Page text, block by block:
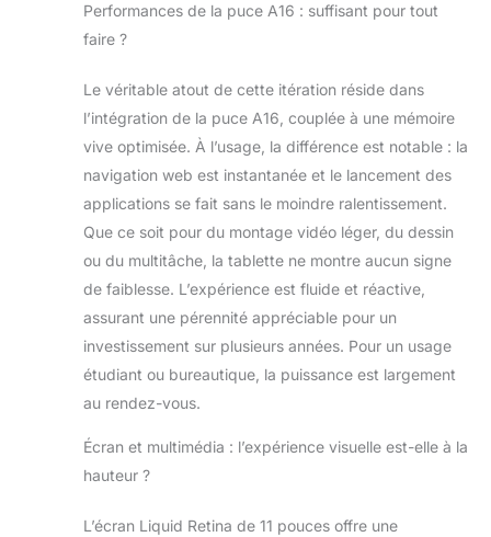
autonomie d’une
des jeux immersifs
et faire de la
du montage
vidéo*. Les
capacités de
stockage
s’étendent de 128
Go à 512 Go*.
ÉCRAN LIQUID
RETINA 11
POUCES – Le
superbe écran
des films ou
d’œuvre*. La
Performances de la puce A16 : suffisant pour tout
faire ?
Le véritable atout de cette itération réside dans
l’intégration de la puce A16, couplée à une mémoire
vive optimisée. À l’usage, la différence est notable : la
navigation web est instantanée et le lancement des
applications se fait sans le moindre ralentissement.
Que ce soit pour du montage vidéo léger, du dessin
ou du multitâche, la tablette ne montre aucun signe
de faiblesse. L’expérience est fluide et réactive,
assurant une pérennité appréciable pour un
investissement sur plusieurs années. Pour un usage
étudiant ou bureautique, la puissance est largement
au rendez-vous.
Écran et multimédia : l’expérience visuelle est-elle à la
hauteur ?
L’écran Liquid Retina de 11 pouces offre une